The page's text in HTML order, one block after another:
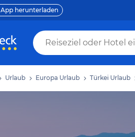
App herunterladen
Urlaub Europa Urlaub Türkei Urlaub